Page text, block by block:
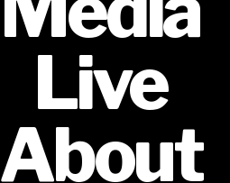
Live
About